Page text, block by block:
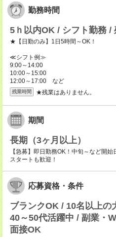
勤務時間
5ｈ以内OK / シフト勤務 /
★【日勤のみ】1日5時間～OK！
≪シフト例≫
9:00～14:00
10:00～15:00
12:00～17:00 など
残業時間 ★残業はありません。
期間
長期（3ヶ月以上）
【急募】即日勤務OK！中旬～など開
スタートも歓迎！
応募資格・条件
ブランクOK / 10名以上の
40～50代活躍中 / 副業・
面接OK